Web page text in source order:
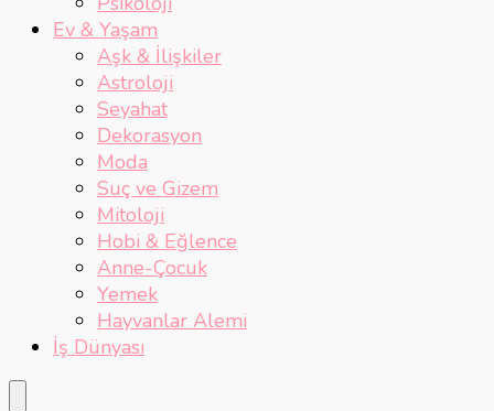
Ev & Yaşam
Aşk & İlişkiler
Astroloji
Seyahat
Dekorasyon
Moda
Suç ve Gizem
Mitoloji
Hobi & Eğlence
Anne-Çocuk
Yemek
Hayvanlar Alemi
İş Dünyası